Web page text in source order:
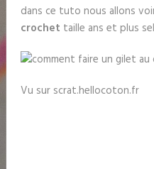
dans ce tuto nous allons
crochet taille ans et plus
Vu sur scrat.hellocoton.fr